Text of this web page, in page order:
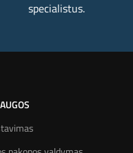
specialistus.